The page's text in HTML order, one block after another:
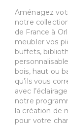
Aménagez
notre
de France à
meubler vos
buffets,
bois, haut ou
qu’ils vous
avec
notre
la création de
pour votre